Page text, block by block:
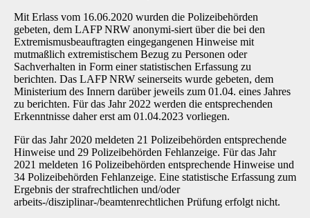
Mit Erlass vom 16.06.2020 wurden die Polizeibehörden
gebeten, dem LAFP NRW anonymi-siert über die bei den
Extremismusbeauftragten eingegangenen Hinweise mit
mutmaßlich ext­remistischem Bezug zu Personen oder
Sachverhalten in Form einer statistischen Erfassung zu
berichten. Das LAFP NRW seinerseits wurde gebeten, dem
Ministerium des Innern darüber jeweils zum 01.04. eines Jahres
zu berichten. Für das Jahr 2022 werden die entsprechenden
Erkenntnisse daher erst am 01.04.2023 vorliegen.
Für das Jahr 2020 meldeten 21 Polizeibehörden entsprechende
Hinweise und 29 Polizeibe­hörden Fehlanzeige. Für das Jahr
2021 meldeten 16 Polizeibehörden entsprechende Hin­weise und
34 Polizeibehörden Fehlanzeige. Eine statistische Erfassung zum
Ergebnis der strafrechtlichen und/oder
arbeits-/disziplinar-/beamtenrechtlichen Prüfung erfolgt nicht.